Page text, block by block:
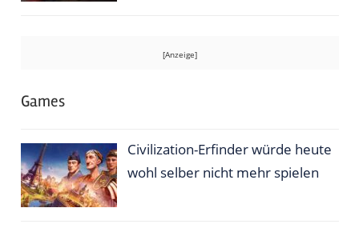
Games
Civilization-Erfinder würde heute
wohl selber nicht mehr spielen